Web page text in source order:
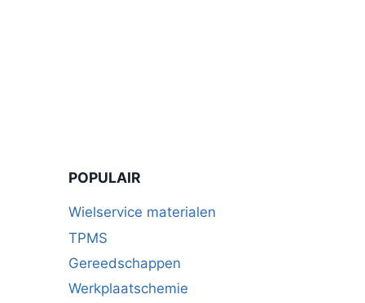
POPULAIR
Wielservice materialen
TPMS
Gereedschappen
Werkplaatschemie